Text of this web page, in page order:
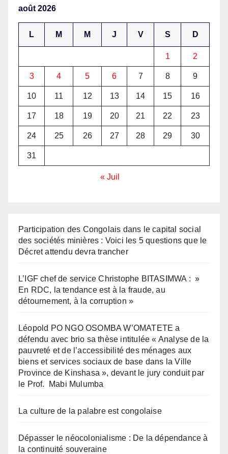
août 2026
L M M J V S D
1 2
3 4 5 6 7 8 9
10 11 12 13 14 15 16
17 18 19 20 21 22 23
24 25 26 27 28 29 30
31
« Juil
Participation des Congolais dans le capital social
des sociétés minières : Voici les 5 questions que le
Décret attendu devra trancher
L’IGF chef de service Christophe BITASIMWA : »
En RDC, la tendance est à la fraude, au
détournement, à la corruption »
Léopold PO NGO OSOMBA W’OMATETE a
défendu avec brio sa thèse intitulée « Analyse de la
pauvreté et de l’accessibilité des ménages aux
biens et services sociaux de base dans la Ville
Province de Kinshasa », devant le jury conduit par
le Prof. Mabi Mulumba
La culture de la palabre est congolaise
Dépasser le néocolonialisme : De la dépendance à
la continuité souveraine